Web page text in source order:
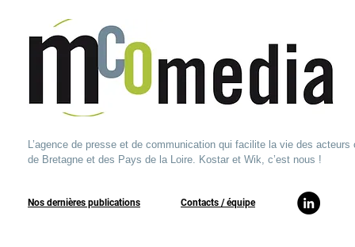
L’agence de presse et de communication qui facilite la vie des acteurs
de Bretagne et des Pays de la Loire. Kostar et Wik, c’est nous !
Nos dernières publications ​Contacts / équipe​